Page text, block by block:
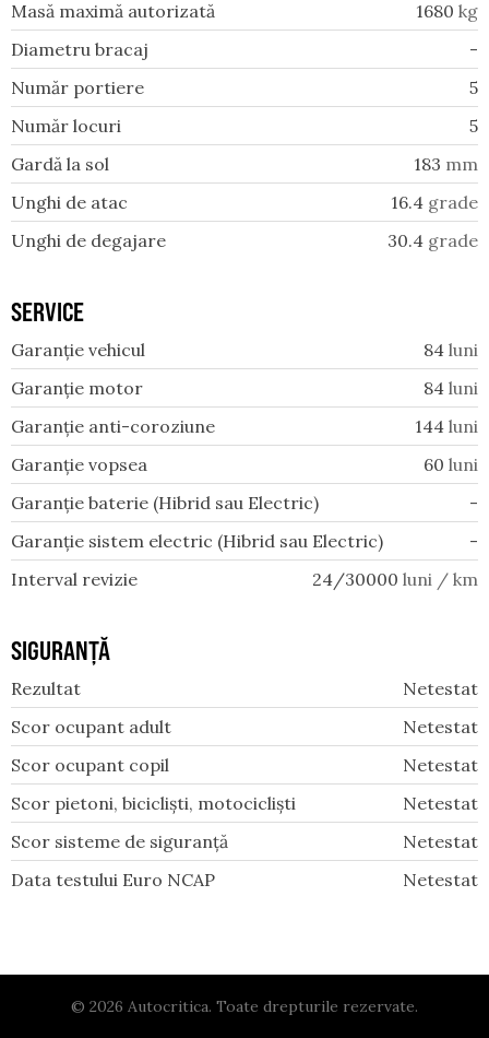
Masă maximă autorizată
1680 kg
Diametru bracaj
-
Număr portiere
5
Număr locuri
5
Gardă la sol
183 mm
Unghi de atac
16.4 grade
Unghi de degajare
30.4 grade
SERVICE
Garanție vehicul 84 luni
Garanție motor
84 luni
Garanție anti-coroziune
144 luni
Garanție vopsea
60 luni
Garanție baterie (Hibrid sau Electric)
-
Garanție sistem electric (Hibrid sau Electric)
-
Interval revizie
24/30000 luni / km
SIGURANȚĂ
Rezultat
Netestat
Scor ocupant adult
Netestat
Scor ocupant copil
Netestat
Scor pietoni, bicicliști, motocicliști
Netestat
Scor sisteme de siguranță
Netestat
Data testului Euro NCAP
Netestat
© 2026 Autocritica. Toate drepturile rezervate.